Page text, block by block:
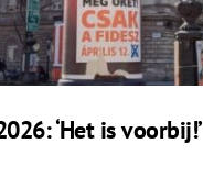
‘Het is voorbij!’